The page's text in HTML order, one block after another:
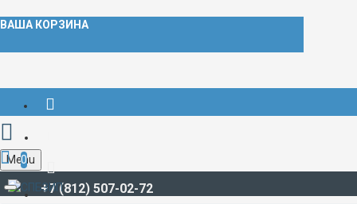
ВАША КОРЗИНА
+7 (812) 507-02-72
Menu
0